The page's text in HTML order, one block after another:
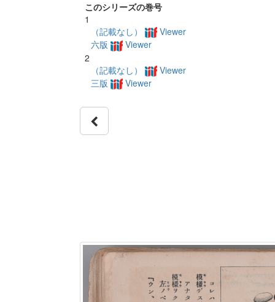
このシリーズの巻号
1
（記載なし）
Viewer
六版
Viewer
2
（記載なし）
Viewer
三版
Viewer